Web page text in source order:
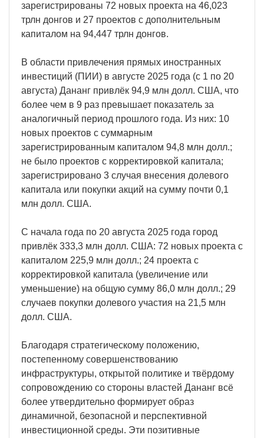
зарегистрированы 72 новых проекта на 46,023
трлн донгов и 27 проектов с дополнительным
капиталом на 94,447 трлн донгов.
В области привлечения прямых иностранных
инвестиций (ПИИ) в августе 2025 года (с 1 по 20
августа) Дананг привлёк 94,9 млн долл. США, что
более чем в 9 раз превышает показатель за
аналогичный период прошлого года. Из них: 10
новых проектов с суммарным
зарегистрированным капиталом 94,8 млн долл.;
не было проектов с корректировкой капитала;
зарегистрировано 3 случая внесения долевого
капитала или покупки акций на сумму почти 0,1
млн долл. США.
С начала года по 20 августа 2025 года город
привлёк 333,3 млн долл. США: 72 новых проекта с
капиталом 225,9 млн долл.; 24 проекта с
корректировкой капитала (увеличение или
уменьшение) на общую сумму 86,0 млн долл.; 29
случаев покупки долевого участия на 21,5 млн
долл. США.
Благодаря стратегическому положению,
постепенному совершенствованию
инфраструктуры, открытой политике и твёрдому
сопровождению со стороны властей Дананг всё
более утвердительно формирует образ
динамичной, безопасной и перспективной
инвестиционной среды. Эти позитивные